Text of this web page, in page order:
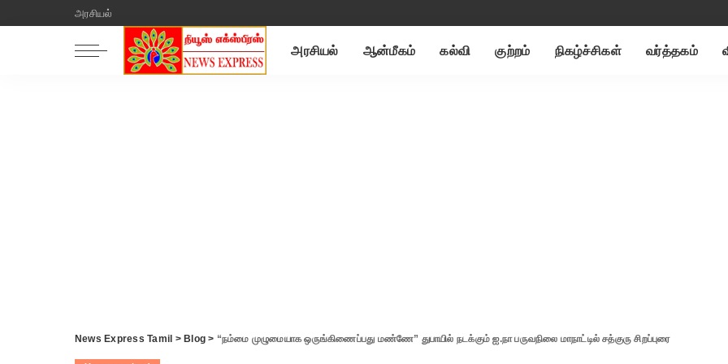
அரசியல்
அரசியல் ஆன்மீகம் கல்வி குற்றம் நிகழ்ச்சிகள் வர்த்தகம்
News Express Tamil > Blog > “நம்மை முழுமையாக ஒருங்கிணைப்பது மண்ணே” துபாயில் நடக்கும் ஐ.நா பருவநிலை மாநாட்டில் சத்குரு சிறப்புரை